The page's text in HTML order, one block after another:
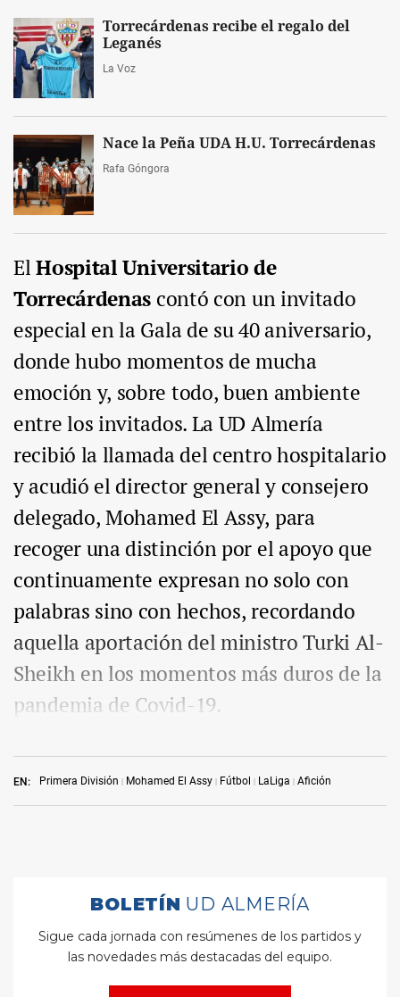
EN: Primera División Mohamed El Assy Fútbol LaLiga Afición
Torrecárdenas recibe el regalo del
Leganés
La Voz
Nace la Peña UDA H.U. Torrecárdenas
Rafa Góngora
ElHospital Universitario de
Torrecárdenas contó con un invitado
especial en la Gala de su 40 aniversario,
donde hubo momentos de mucha
emoción y, sobre todo, buen ambiente
entre los invitados. La UD Almería
recibió la llamada del centro hospitalario
y acudió el director general y consejero
delegado, Mohamed El Assy, para
recoger una distinción por el apoyo que
continuamente expresan no solo con
palabras sino con hechos, recordando
aquella aportación del ministro Turki Al-
Sheikh en los momentos más duros de la
pandemia de Covid-19.